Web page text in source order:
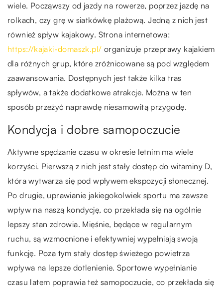
wiele. Począwszy od jazdy na rowerze, poprzez jazdę na
rolkach, czy grę w siatkówkę plażową. Jedną z nich jest
również spływ kajakowy. Strona internetowa:
https://kajaki-domaszk.pl/ organizuje przeprawy kajakiem
dla różnych grup, które zróżnicowane są pod względem
zaawansowania. Dostępnych jest także kilka tras
spływów, a także dodatkowe atrakcje. Można w ten
sposób przeżyć naprawdę niesamowitą przygodę.
Kondycja i dobre samopoczucie
Aktywne spędzanie czasu w okresie letnim ma wiele
korzyści. Pierwszą z nich jest stały dostęp do witaminy D,
która wytwarza się pod wpływem ekspozycji słonecznej.
Po drugie, uprawianie jakiegokolwiek sportu ma zawsze
wpływ na naszą kondycję, co przekłada się na ogólnie
lepszy stan zdrowia. Mięśnie, będące w regularnym
ruchu, są wzmocnione i efektywniej wypełniają swoją
funkcję. Poza tym stały dostęp świeżego powietrza
wpływa na lepsze dotlenienie. Sportowe wypełnianie
czasu latem poprawia też samopoczucie, co przekłada się